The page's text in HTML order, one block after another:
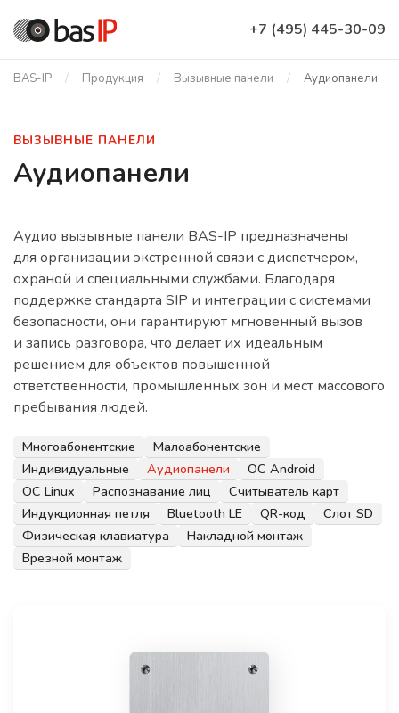
+7 (495) 445-30-09
BAS-IP Продукция Вызывные панели Аудиопанели
ВЫЗЫВНЫЕ ПАНЕЛИ
Аудиопанели
Аудио вызывные панели BAS-IP предназначены
для организации экстренной связи с диспетчером,
охраной и специальными службами. Благодаря
поддержке стандарта SIP и интеграции с системами
безопасности, они гарантируют мгновенный вызов
и запись разговора, что делает их идеальным
решением для объектов повышенной
ответственности, промышленных зон и мест массового
пребывания людей.
Многоабонентские
Малоабонентские
Индивидуальные
Аудиопанели
ОС Android
ОС Linux
Распознавание лиц
Считыватель карт
Индукционная петля
Bluetooth LE QR-код
Слот SD
Физическая клавиатура
Накладной монтаж
Врезной монтаж